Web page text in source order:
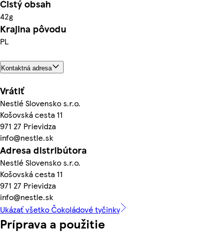
Čistý obsah
42g
Krajina pôvodu
PL
Kontaktná adresa
Vrátiť
Nestlé Slovensko s.r.o.
Košovská cesta 11
971 27 Prievidza
info@nestle.sk
Adresa distribútora
Nestlé Slovensko s.r.o.
Košovská cesta 11
971 27 Prievidza
info@nestle.sk
Ukázať všetko Čokoládové tyčinky
Príprava a použitie